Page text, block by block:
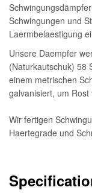
Schwingungen und
Laermbelaestigung
Unsere Daempfer
(Naturkautschuk) 58
einem metrischen
galvanisiert, um
Wir fertigen
Haertegrade und